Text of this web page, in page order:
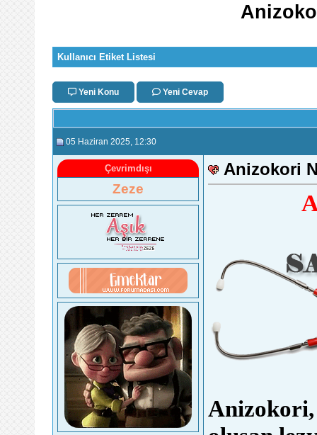
Kullanıcı Etiket Listesi
Yeni Konu Yeni Cevap
05 Haziran 2025 , 12:30
Çevrimdışı
Zeze
Anizokori
Anizokori,